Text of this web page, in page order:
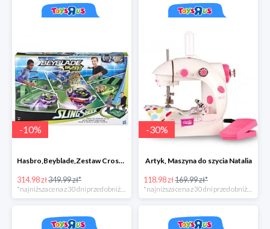
-10%
Hasbro,Beyblade,Zestaw Cross collision battle -35zł
314.98 zł349.99 zł*
*najniższa cena z 30 dni przed obniżką
-30%
Artyk, Maszyna do szycia Natalia
118.98 zł169.99 zł*
*najniższa cena z 30 dni przed obniżką